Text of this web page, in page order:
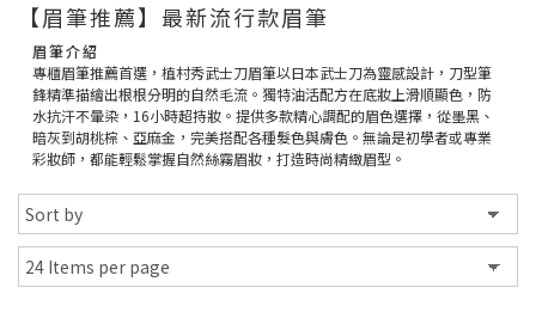
【眉筆推薦】最新流行款眉筆
眉筆介紹
專櫃眉筆推薦首選，植村秀武士刀眉筆以日本武士刀為靈感設計，刀型筆
鋒精準描繪出根根分明的自然毛流。獨特油活配方在底妝上滑順顯色，防
水抗汗不暈染，16小時超持妝。提供多款精心調配的眉色選擇，從墨黑、
暗灰到胡桃棕、亞麻金，完美搭配各種髮色與膚色。無論是初學者或專業
彩妝師，都能輕鬆掌握自然絲霧眉妝，打造時尚精緻眉型。